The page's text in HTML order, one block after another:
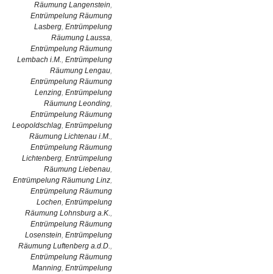
Räumung Langenstein,
Entrümpelung Räumung
Lasberg, Entrümpelung
Räumung Laussa,
Entrümpelung Räumung
Lembach i.M., Entrümpelung
Räumung Lengau,
Entrümpelung Räumung
Lenzing, Entrümpelung
Räumung Leonding,
Entrümpelung Räumung
Leopoldschlag, Entrümpelung
Räumung Lichtenau i.M.,
Entrümpelung Räumung
Lichtenberg, Entrümpelung
Räumung Liebenau,
Entrümpelung Räumung Linz,
Entrümpelung Räumung
Lochen, Entrümpelung
Räumung Lohnsburg a.K.,
Entrümpelung Räumung
Losenstein, Entrümpelung
Räumung Luftenberg a.d.D.,
Entrümpelung Räumung
Manning, Entrümpelung